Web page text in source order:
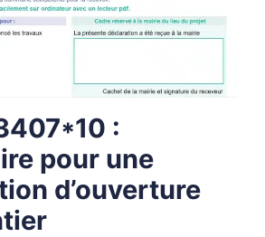
:
pour une
d’ouverture